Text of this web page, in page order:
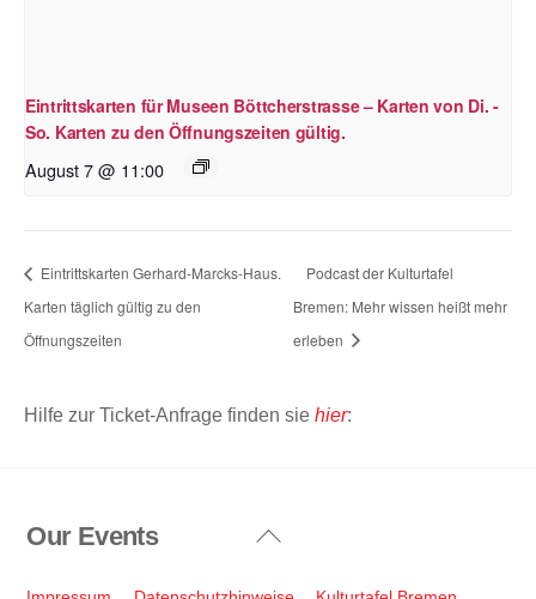
Eintrittskarten für Museen Böttcherstrasse – Karten von Di. -
So. Karten zu den Öffnungszeiten gültig.
August 7 @ 11:00
Eintrittskarten Gerhard-Marcks-Haus.
Karten täglich gültig zu den
Öffnungszeiten
Podcast der Kulturtafel
Bremen: Mehr wissen heißt mehr
erleben
Hilfe zur Ticket-Anfrage finden sie hier:
Back
Top
Our Events